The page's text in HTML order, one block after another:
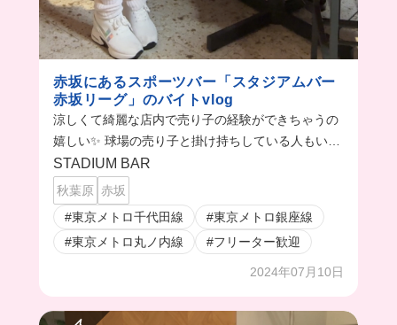
赤坂にあるスポーツバー「スタジアムバー
赤坂リーグ」のバイトvlog
涼しくて綺麗な店内で売り子の経験ができちゃうの
嬉しい✨ 球場の売り子と掛け持ちしている人もいる
みたい！
STADIUM BAR
秋葉原 赤坂
#東京メトロ千代田線
#東京メトロ銀座線
#東京メトロ丸ノ内線
#フリーター歓迎
2024年07月10日